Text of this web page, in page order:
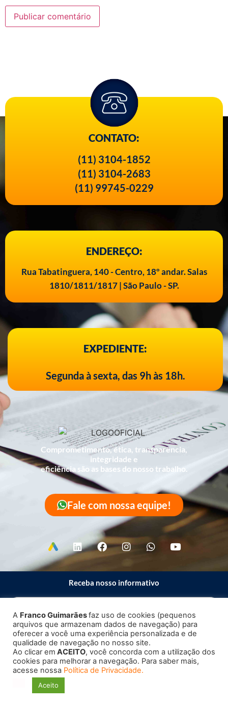
CONTATO:
(11) 3104-1852
(11) 3104-2683
(11) 99745-0229
ENDEREÇO:
Rua Tabatinguera, 140 - Centro, 18º andar. Salas
1810/1811/1817 | São Paulo - SP.
EXPEDIENTE:
Segunda à sexta, das 9h às 18h.
Comprometimento, ética, transparência,
integridade e
eficiência são as bases do nosso trabalho.
Fale com nossa equipe!
Receba nosso informativo
Enviar
Copyright 2023 – 2026 ©
A Franco Guimarãesfaz uso de cookies (pequenos
arquivos que armazenam dados de navegação) para
oferecer a você uma experiência personalizada e de
qualidade de navegação no nosso site.
Ao clicar em ACEITO, você concorda com a utilização dos
cookies para melhorar a navegação. Para saber mais,
acesse nossa Política de Privacidade.
Aceito